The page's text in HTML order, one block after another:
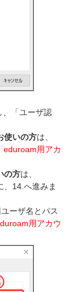
、「ユーザ認
使いの方は、
eduroam用アカ
の方は、
、14.へ進みま
ーザ名とパス
用アカウ